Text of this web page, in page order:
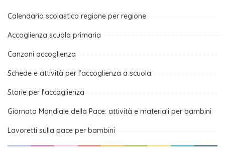
Calendario scolastico regione per regione
Accoglienza scuola primaria
Canzoni accoglienza
Schede e attività per l’accoglienza a scuola
Storie per l’accoglienza
Giornata Mondiale della Pace: attività e materiali per bambini
Lavoretti sulla pace per bambini